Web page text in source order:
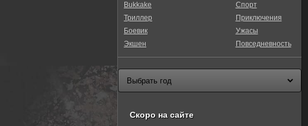
Bukkake
Триллер
Боевик
Экшен
Спорт
Приключения
Ужасы
Повседневность
Скоро на сайте